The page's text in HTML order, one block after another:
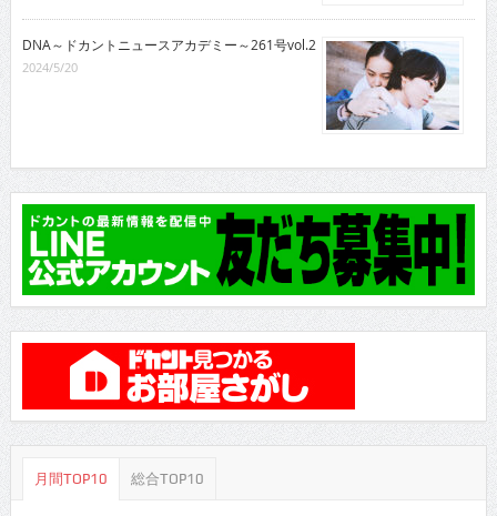
DNA～ドカントニュースアカデミー～261号vol.2
2024/5/20
月間TOP10 総合TOP10